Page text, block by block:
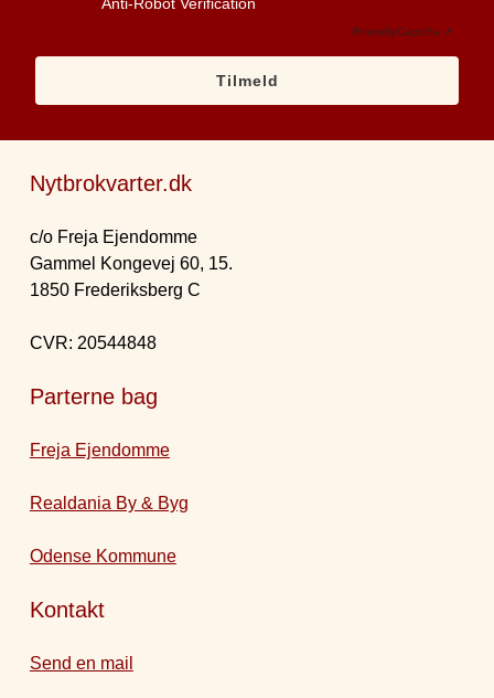
FriendlyCaptcha ⇗
Tilmeld
Nytbrokvarter.dk
c/o Freja Ejendomme
Gammel Kongevej 60, 15.
1850 Frederiksberg C
CVR: 20544848
Parterne bag
Freja Ejendomme
Realdania By & Byg
Odense Kommune
Kontakt
Send en mail